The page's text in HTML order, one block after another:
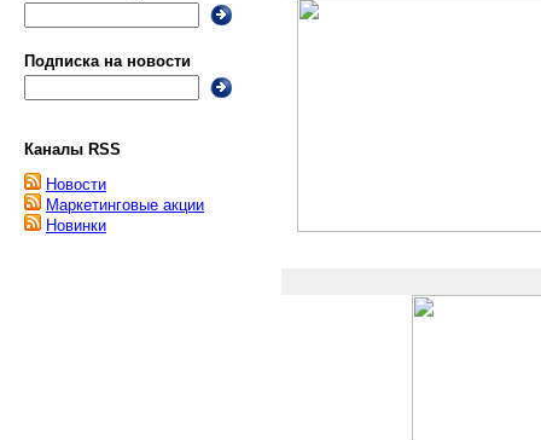
Подписка на новости
Каналы RSS
Новости
Маркетинговые акции
Новинки